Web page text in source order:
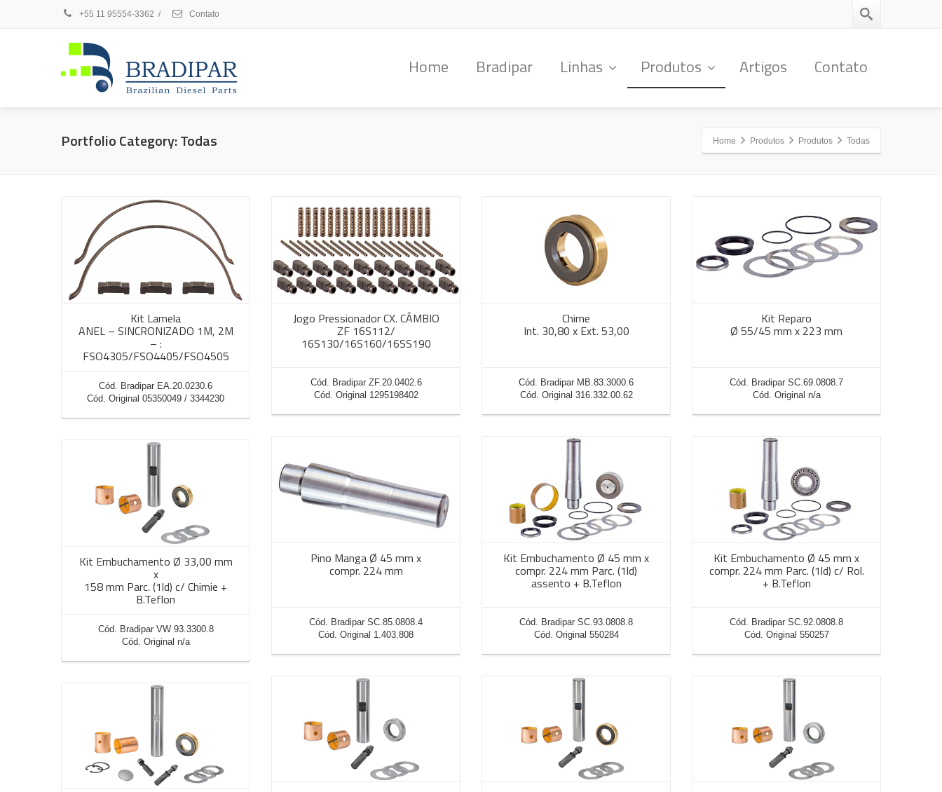
+55 11 95554-3362 / Contato
Home Bradipar Linhas Produtos Artigos Contato
Portfolio Category:Todas Home Produtos Produtos Todas
Kit Lamela
ANEL – SINCRONIZADO 1M, 2M
– :
FSO4305/FSO4405/FSO4505
Cód. Bradipar EA.20.0230.6
Cód. Original 05350049 / 3344230
Jogo Pressionador CX. CÂMBIO
ZF 16S112/
16S130/16S160/16SS190
Cód. Bradipar ZF.20.0402.6
Cód. Original 1295198402
Chime
Int. 30,80 x Ext. 53,00
Cód. Bradipar MB.83.3000.6
Cód. Original 316.332.00.62
Kit Reparo
Ø 55/45 mm x 223 mm
Cód. Bradipar SC.69.0808.7
Cód. Original n/a
Pino Manga Ø 45 mm x
compr. 224 mm
Cód. Bradipar SC.85.0808.4
Cód. Original 1.403.808
Kit Embuchamento Ø 45 mm x
compr. 224 mm Parc. (1ld)
assento + B.Teflon
Cód. Bradipar SC.93.0808.8
Cód. Original 550284
Kit Embuchamento Ø 45 mm x
compr. 224 mm Parc. (1ld) c/ Rol.
+ B.Teflon
Cód. Bradipar SC.92.0808.8
Cód. Original 550257
Kit Embuchamento Ø 33,00 mm
x
158 mm Parc. (1ld) c/ Chimie +
B.Teflon
Cód. Bradipar VW 93.3300.8
Cód. Original n/a